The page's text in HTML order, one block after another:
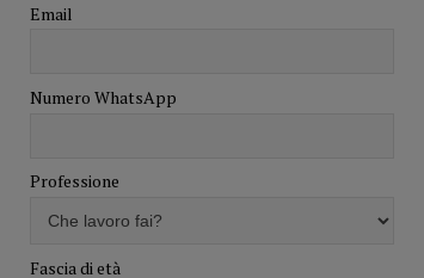
Email
Numero WhatsApp
Professione
Fascia di età